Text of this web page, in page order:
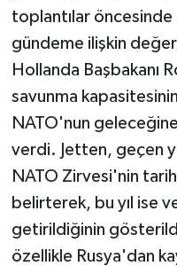
toplantılar öncesinde
gündeme ilişkin
Hollanda Başbakanı
savunma
NATO'nun
verdi. Jetten, geçen
NATO Zirvesi'nin
belirterek, bu yıl ise
getirildiğinin
özellikle Rusya'dan